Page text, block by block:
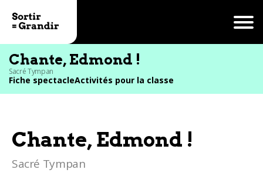
Chante, Edmond !
Sacré Tympan
Fiche spectacleActivités pour la classe
Chante, Edmond !
Sacré Tympan